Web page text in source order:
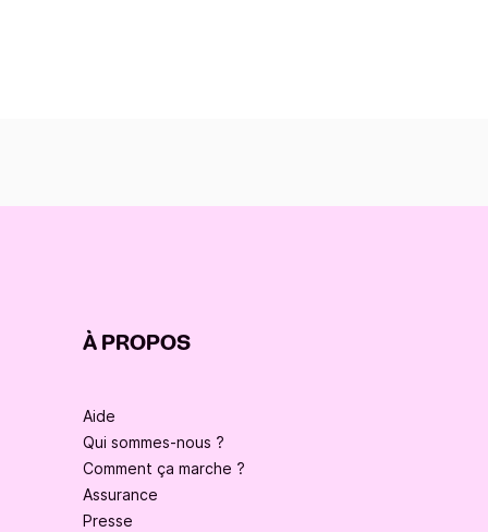
À PROPOS
Aide
Qui sommes-nous ?
Comment ça marche ?
Assurance
Presse